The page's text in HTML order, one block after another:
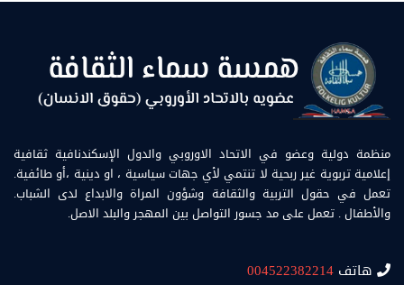
منظمة دولية وعضو في الاتحاد الاوروبي والدول الإسكندنافية ثقافية
إعلامية تربوية غير ربحية لا تنتمي لأي جهات سياسية ، او دينية ،أو طائفية.
تعمل في حقول التربية والثقافة وشؤون المراة والابداع لدى الشباب.
والأطفال . تعمل على مد جسور التواصل بين المهجر والبلد الاصل.
هاتف 004522382214